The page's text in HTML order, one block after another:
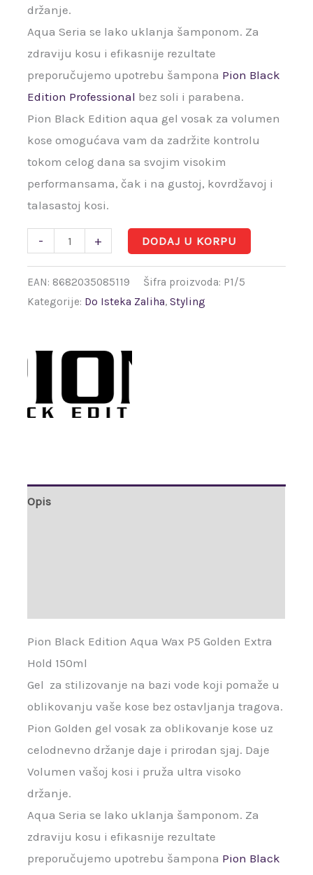
držanje.
Aqua Seria se lako uklanja šamponom. Za
zdraviju kosu i efikasnije rezultate
preporučujemo upotrebu šampona Pion Black
Edition Professional bez soli i parabena.
Pion Black Edition aqua gel vosak za volumen
kose omogućava vam da zadržite kontrolu
tokom celog dana sa svojim visokim
performansama, čak i na gustoj, kovrdžavoj i
talasastoj kosi.
- + DODAJ U KORPU
EAN: 8682035085119 Šifra proizvoda: P1/5
Kategorije: Do Isteka Zaliha,Styling
Opis
Pion Black Edition Aqua Wax P5 Golden Extra
Hold 150ml
Gel za stilizovanje na bazi vode koji pomaže u
oblikovanju vaše kose bez ostavljanja tragova.
Pion Golden gel vosak za oblikovanje kose uz
celodnevno držanje daje i prirodan sjaj. Daje
Volumen vašoj kosi i pruža ultra visoko
držanje.
Aqua Seria se lako uklanja šamponom. Za
zdraviju kosu i efikasnije rezultate
preporučujemo upotrebu šampona Pion Black